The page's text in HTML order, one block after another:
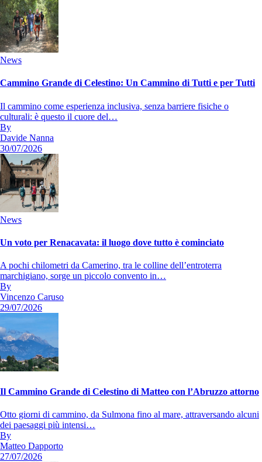
News
Cammino Grande di Celestino: Un Cammino di Tutti e per Tutti
Il cammino come esperienza inclusiva, senza barriere fisiche o
culturali: è questo il cuore del…
By
Davide Nanna
30/07/2026
News
Un voto per Renacavata: il luogo dove tutto è cominciato
A pochi chilometri da Camerino, tra le colline dell’entroterra
marchigiano, sorge un piccolo convento in…
By
Vincenzo Caruso
29/07/2026
Il Cammino Grande di Celestino di Matteo con l’Abruzzo attorno
Otto giorni di cammino, da Sulmona fino al mare, attraversando alcuni
dei paesaggi più intensi…
By
Matteo Dapporto
27/07/2026